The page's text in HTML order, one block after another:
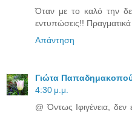
Όταν με το καλό την
εντυπώσεις!! Πραγματικά
Απάντηση
Γιώτα
4:30 μ.μ.
@ Όντως Ιφιγένεια,